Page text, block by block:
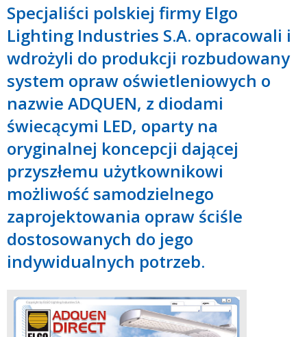
Specjaliści polskiej firmy Elgo
Lighting Industries S.A. opracowali i
wdrożyli do produkcji rozbudowany
system opraw oświetleniowych o
nazwie ADQUEN, z diodami
świecącymi LED, oparty na
oryginalnej koncepcji dającej
przyszłemu użytkownikowi
możliwość samodzielnego
zaprojektowania opraw ściśle
dostosowanych do jego
indywidualnych potrzeb.